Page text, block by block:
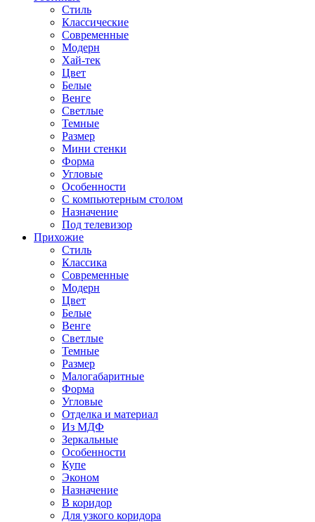
Стиль
Классические
Современные
Модерн
Хай-тек
Цвет
Белые
Венге
Светлые
Темные
Размер
Мини стенки
Форма
Угловые
Особенности
С компьютерным столом
Назначение
Под телевизор
Прихожие
Стиль
Классика
Современные
Модерн
Цвет
Белые
Венге
Светлые
Темные
Размер
Малогабаритные
Форма
Угловые
Отделка и материал
Из МДФ
Зеркальные
Особенности
Купе
Эконом
Назначение
В коридор
Для узкого коридора